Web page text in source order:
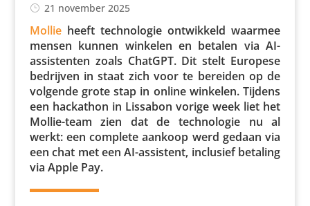
21 november 2025
Mollieheeft tech­no­logie ontwik­keld waarmee
mensen kunnen winkelen en betalen via AI-
assis­tenten zoals ChatGPT. Dit stelt Europese
bedrijven in staat zich voor te bereiden op de
volgende grote stap in online winkelen. Tijdens
een hackathon in Lissabon vorige week liet het
Mollie-team zien dat de tech­no­logie nu al
werkt: een complete aankoop werd gedaan via
een chat met een AI-assistent, inclusief betaling
via Apple Pay.